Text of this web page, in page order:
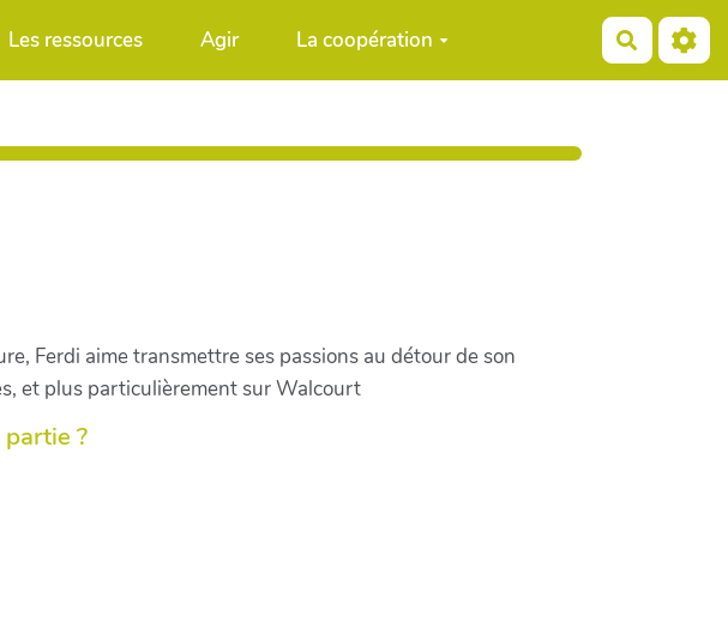
Les ressources Agir La coopération
Ferdi aime transmettre ses passions au détour de son
et plus particulièrement sur Walcourt
?